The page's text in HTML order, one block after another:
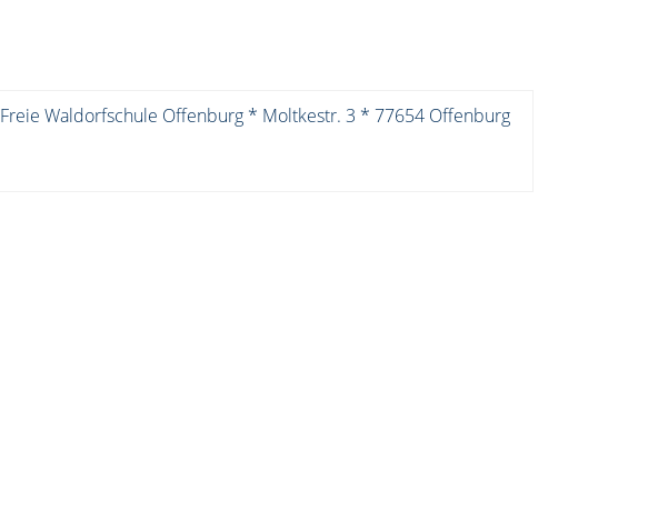
Freie Waldorfschule Offenburg * Moltkestr. 3 * 77654 Offenburg